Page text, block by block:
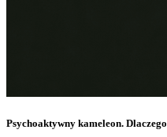
Psychoaktywny kameleon.